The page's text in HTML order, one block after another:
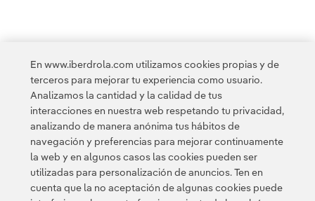
< 1 2 3 4 ... 10 11 ... 14
Contacta Clientes Política de Privacidad Información legal
En www.iberdrola.com utilizamos cookies propias y de
terceros para mejorar tu experiencia como usuario.
Analizamos la cantidad y la calidad de tus
interacciones en nuestra web respetando tu privacidad,
analizando de manera anónima tus hábitos de
navegación y preferencias para mejorar continuamente
la web y en algunos casos las cookies pueden ser
utilizadas para personalización de anuncios. Ten en
cuenta que la no aceptación de algunas cookies puede